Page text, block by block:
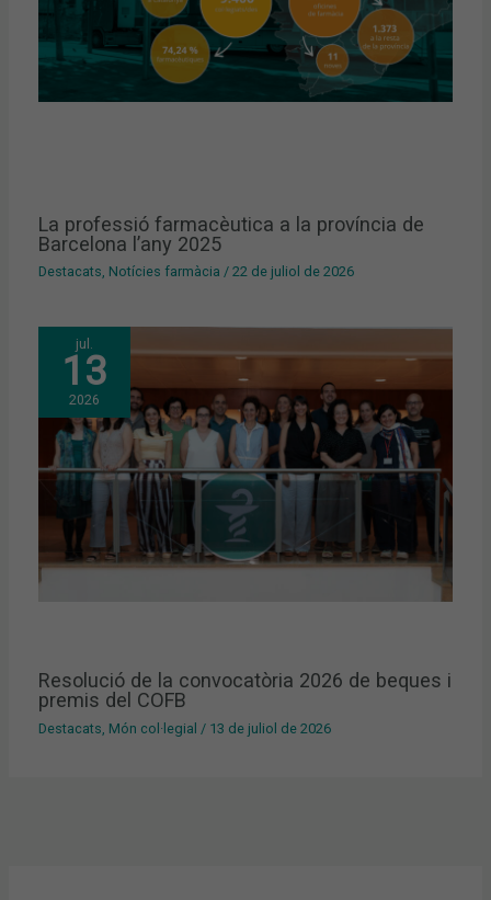
La professió farmacèutica a la província de
Barcelona l’any 2025
Destacats Notícies farmàcia /22 de juliol de 2026
jul.
13
2026
Resolució de la convocatòria 2026 de beques i
premis del COFB
Destacats Món col·legial / 13 de juliol de 2026